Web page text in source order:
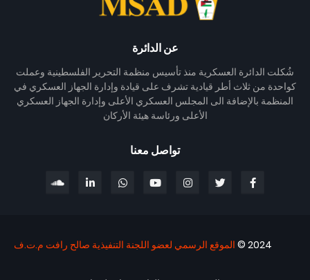
عن الدائرة
شُكلت الدائرة العسكرية منذ تأسيس منظمة التحرير الفلسطينية وعملت
كواحدة من ثلاث أطر قيادية تشرف على قيادة وإدارة الجهاز العسكري في
المنظمة بالإضافة الى المجلس العسكري الأعلى وإدارة الجهاز العسكري
الأعلى ورئاسة هيئة الأركان
تواصل معنا
2024 © الموقع الرسمي لعضو اللجنة التنفيذية صالح رافت م.ت.ف